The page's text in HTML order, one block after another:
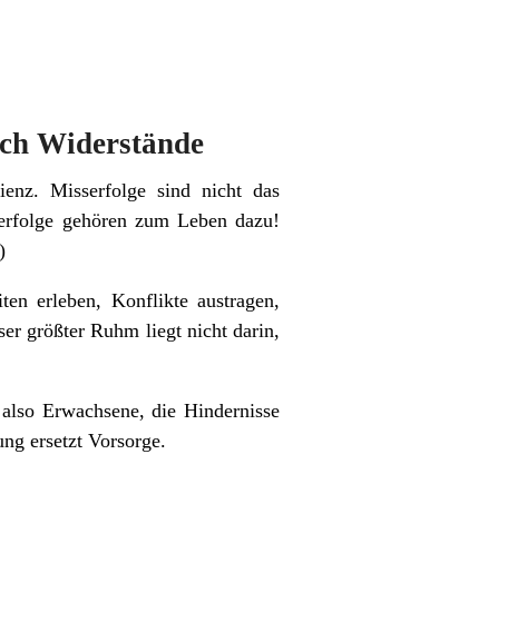
Widerstände
Misserfolge sind nicht das
gehören zum Leben dazu!
erleben, Konflikte austragen,
größter Ruhm liegt nicht darin,
Erwachsene, die Hindernisse
ersetzt Vorsorge.